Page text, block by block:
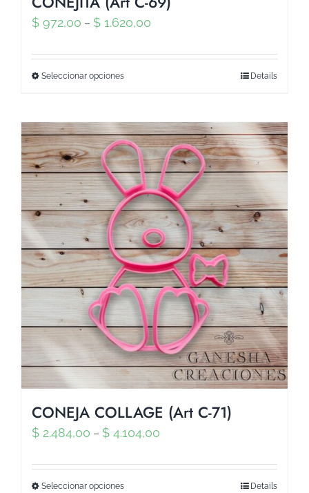
$ 972,00 – $ 1.620,00
Seleccionar opciones Details
CONEJA COLLAGE (Art C-71)
$ 2.484,00 – $ 4.104,00
Seleccionar opciones Details